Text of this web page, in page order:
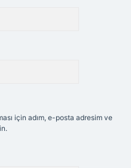
için adım, e-posta adresim ve